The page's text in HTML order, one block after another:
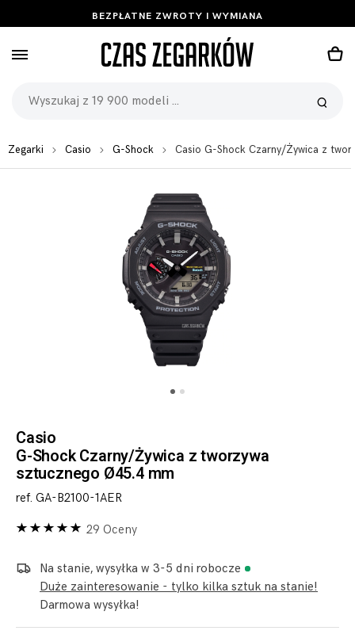
BEZPŁATNE ZWROTY I WYMIANA
Zegarki Casio G-Shock Casio G-Shock Czarny/Żywica z
Casio
G-Shock Czarny/Żywica z tworzywa
sztucznego Ø45.4 mm
ref. GA-B2100-1AER
29 Oceny
Na stanie, wysyłka w 3-5 dni robocze
Duże zainteresowanie - tylko kilka sztuk na stanie!
Darmowa wysyłka!